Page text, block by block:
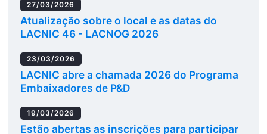
27/03/2026
Atualização sobre o local e as datas do
LACNIC 46 - LACNOG 2026
23/03/2026
LACNIC abre a chamada 2026 do Programa
Embaixadores de P&D
19/03/2026
Estão abertas as inscrições para participar